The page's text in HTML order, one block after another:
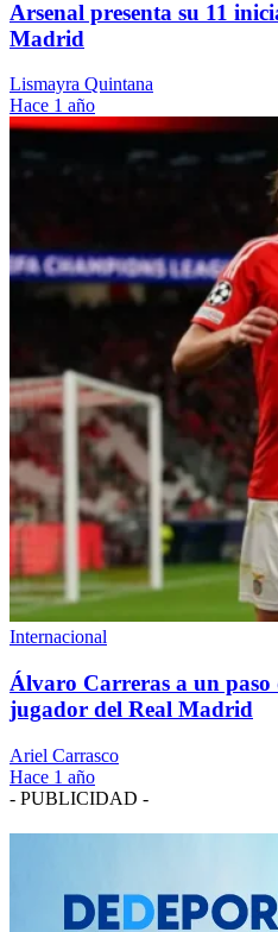
Arsenal presenta su 11
Madrid
Lismayra Quintana
Hace 1 año
Internacional
Álvaro Carreras a un paso
jugador del Real Madrid
Ariel Carrasco
Hace 1 año
- PUBLICIDAD -